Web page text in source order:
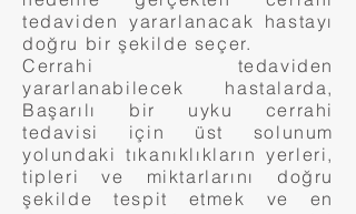
tedaviden yararlanacak hastayı
doğru bir şekilde seçer.
Cerrahi tedaviden
yararlanabilecek hastalarda,
Başarılı bir uyku cerrahi
tedavisi için üst solunum
yolundaki tıkanıklıkların yerleri,
tipleri ve miktarlarını doğru
şekilde tespit etmek ve en